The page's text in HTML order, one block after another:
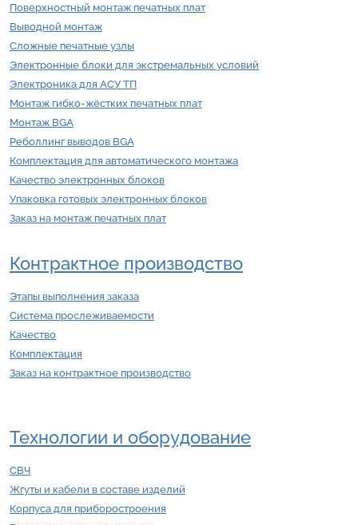
Поверхностный монтаж печатных плат
Выводной монтаж
Сложные печатные узлы
Электронные блоки для экстремальных условий
Электроника для АСУ ТП
Монтаж гибко-жёстких печатных плат
Монтаж BGA
Реболлинг выводов BGA
Комплектация для автоматического монтажа
Качество электронных блоков
Упаковка готовых электронных блоков
Заказ на монтаж печатных плат
Контрактное производство
Этапы выполнения заказа
Система прослеживаемости
Качество
Комплектация
Заказ на контрактное производство
Технологии и оборудование
СВЧ
Жгуты и кабели в составе изделий
Корпуса для приборостроения